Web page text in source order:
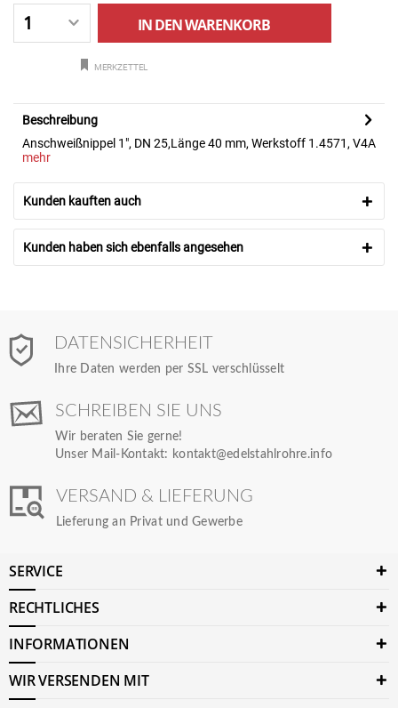
IN DENWARENKORB
MERKZETTEL
Beschreibung
Anschweißnippel 1", DN 25,Länge 40 mm, Werkstoff 1.4571, V4A
mehr
Kunden kauften auch
Kunden haben sich ebenfalls angesehen
DATENSICHERHEIT
Ihre Daten werden per SSL verschlüsselt
SCHREIBEN SIE UNS
Wir beraten Sie gerne!
Unser Mail-Kontakt: kontakt@edelstahlrohre.info
VERSAND & LIEFERUNG
Lieferung an Privat und Gewerbe
SERVICE
RECHTLICHES
INFORMATIONEN
WIR VERSENDEN MIT